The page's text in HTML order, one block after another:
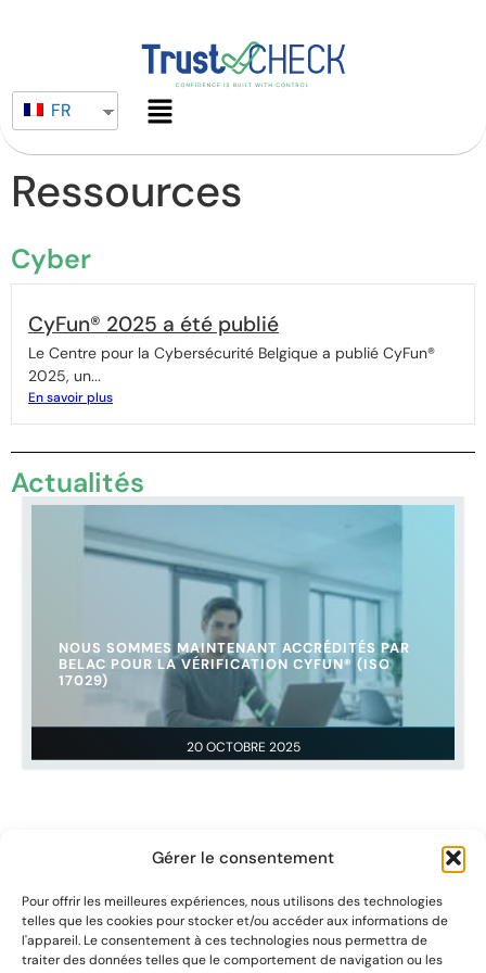
Gérer le consentement
Pour offrir les meilleures expériences, nous utilisons des technologies
telles que les cookies pour stocker et/ou accéder aux informations de
l'appareil. Le consentement à ces technologies nous permettra de
traiter des données telles que le comportement de navigation ou les
FR
Ressources
Cyber
CyFun® 2025 a été publié
Le Centre pour la Cybersécurité Belgique a publié CyFun®
2025, un...
En savoir plus
Actualités
20 OCTOBRE 2025
NOUS SOMMES MAINTENANT ACCRÉDITÉS PAR
BELAC POUR LA VÉRIFICATION CYFUN® (ISO
17029)
Contactez-nous